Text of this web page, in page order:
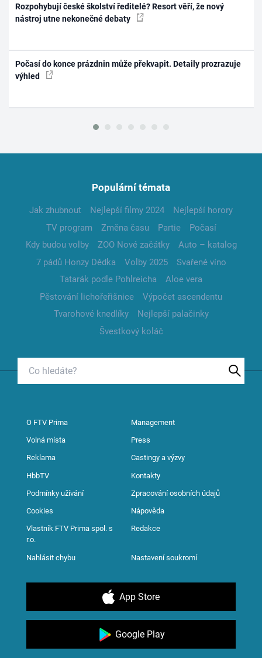
Rozpohybují české školství ředitelé? Resort věří, že nový
nástroj utne nekonečné debaty
Počasí do konce prázdnin může překvapit. Detaily prozrazuje
výhled
Populární témata
Jak zhubnout Nejlepší filmy 2024
Nejlepší horory
TV program
Změna času Partie
Počasí
Kdy budou volby
ZOO Nové začátky
Auto – katalog
7 pádů Honzy Dědka
Volby 2025
Svařené víno
Tatarák podle Pohlreicha
Aloe vera
Pěstování lichořeřišnice
Výpočet ascendentu
Tvarohové knedlíky
Nejlepší palačinky
Švestkový koláč
O FTV Prima Management
Volná místa Press
Reklama Castingy a výzvy
HbbTV Kontakty
Podmínky užívání Zpracování osobních údajů
Cookies Nápověda
Vlastník FTV Prima spol. s
r.o.
Redakce
Nahlásit chybu Nastavení soukromí
App Store
Google Play